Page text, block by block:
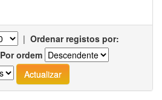
| Ordenar registos por:
Por ordem